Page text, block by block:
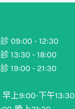
09:00 - 12:30
13:30 - 18:00
19:00 - 21:30
早上9:00-下午13:30